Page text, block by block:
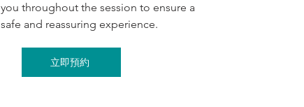
you throughout the session to ensure a
safe and reassuring experience.
立即預約